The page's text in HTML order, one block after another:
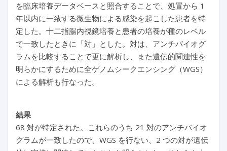
を臨床培養データベースと照合することで、処置から 1
年以内に一致する微生物による感染を起こした患者を特
定した。十二指腸内視鏡培養と患者の培養が種のレベル
で一致したときに「対」とした。対は、アンチバイオグ
ラムを比較することで更に解析し、また遺伝的関連性を
明らかにするために全ゲノムシークエンシング（WGS）
による解析も行なった。
結果
68 対が特定された。これらのうち 21 対のアンチバイオ
グラムが一致したので、WGS を行ない、2 つの対が遺伝